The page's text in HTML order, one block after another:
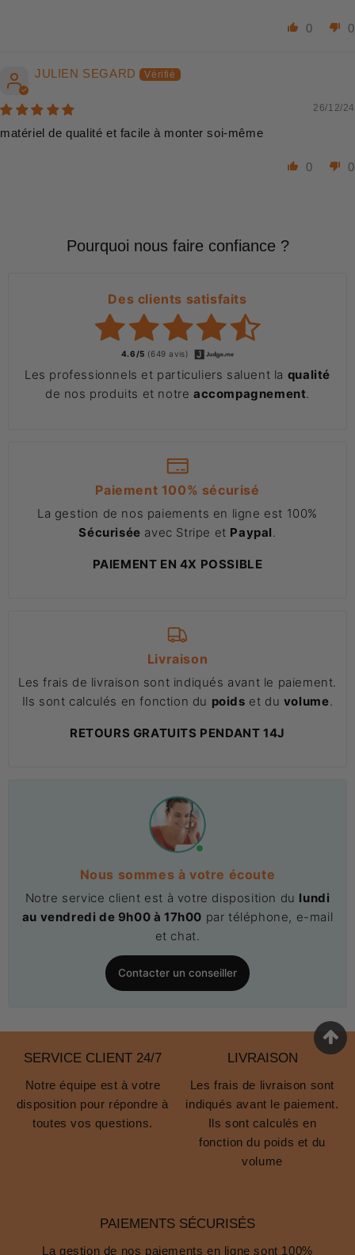
0 0
JULIEN SEGARD
26/12/24
matériel de qualité et facile à monter soi-même
0 0
Pourquoi nous faire confiance ?
Des clients satisfaits
4.6/5 (649 avis)
Les professionnels et particuliers saluent la qualité
de nos produits et notre accompagnement.
Paiement 100% sécurisé
La gestion de nos paiements en ligne est 100%
Sécurisée avec Stripe et Paypal.
PAIEMENT EN 4X POSSIBLE
Livraison
Les frais de livraison sont indiqués avant le paiement.
Ils sont calculés en fonction du poids et du volume.
RETOURS GRATUITS PENDANT 14J
Nous sommes à votre écoute
Notre service client est à votre disposition du lundi
au vendredi de 9h00 à 17h00 par téléphone, e-mail
et chat.
Contacter un conseiller
SERVICE CLIENT 24/7
Notre équipe est à votre
disposition pour répondre à
toutes vos questions.
LIVRAISON
Les frais de livraison sont
indiqués avant le paiement.
Ils sont calculés en
fonction du poids et du
volume
PAIEMENTS SÉCURISÉS
La gestion de nos paiements en ligne sont 100%